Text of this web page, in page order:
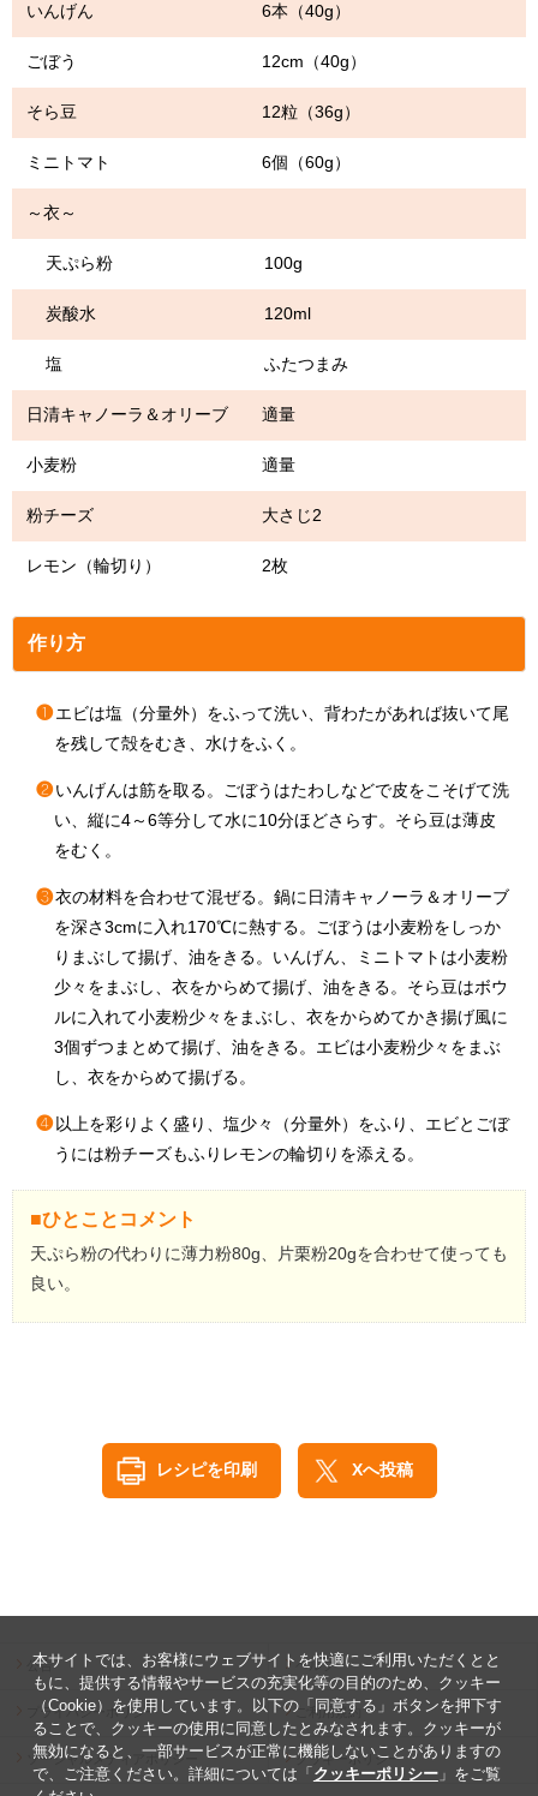
いんげん 6本（40g）
ごぼう 12cm（40g）
そら豆 12粒（36g）
ミニトマト 6個（60g）
～衣～
天ぷら粉 100g
炭酸水 120ml
塩 ふたつまみ
日清キャノーラ＆オリーブ 適量
小麦粉 適量
粉チーズ 大さじ2
レモン（輪切り） 2枚
作り方
❶ エビは塩（分量外）をふって洗い、背わたがあれば抜いて尾
を残して殻をむき、水けをふく。
❷ いんげんは筋を取る。ごぼうはたわしなどで皮をこそげて洗
い、縦に4～6等分して水に10分ほどさらす。そら豆は薄皮
をむく。
❸衣の材料を合わせて混ぜる。鍋に日清キャノーラ＆オリーブ
を深さ3cmに入れ170℃に熱する。ごぼうは小麦粉をしっか
りまぶして揚げ、油をきる。いんげん、ミニトマトは小麦粉
少々をまぶし、衣をからめて揚げ、油をきる。そら豆はボウ
ルに入れて小麦粉少々をまぶし、衣をからめてかき揚げ風に
3個ずつまとめて揚げ、油をきる。エビは小麦粉少々をまぶ
し、衣をからめて揚げる。
❹ 以上を彩りよく盛り、塩少々（分量外）をふり、エビとごぼ
うには粉チーズもふりレモンの輪切りを添える。
■ひとことコメント
天ぷら粉の代わりに薄力粉80g、片栗粉20gを合わせて使っても
良い。
レシピを印刷 Xへ投稿
公告 ヘルプ
プライバシーポリシー ご利用規約
ソーシャルメディアポリシー クッキーポリシー
本サイトでは、お客様にウェブサイトを快適にご利用いただくとと
もに、提供する情報やサービスの充実化等の目的のため、クッキー
（Cookie）を使用しています。以下の「同意する」ボタンを押下す
ることで、クッキーの使用に同意したとみなされます。クッキーが
無効になると、一部サービスが正常に機能しないことがありますの
で、ご注意ください。詳細については「クッキーポリシー」をご覧